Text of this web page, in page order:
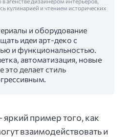
кулинарией и чтением исторических
и оборудование
идеи арт-деко с
и функциональностью.
автоматизация, новые
это делает стиль
пример того, как
взаимодействовать и